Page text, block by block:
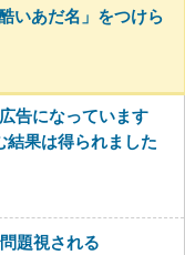
いあだ名」をつけら
告になっています
果は得られました
題視される